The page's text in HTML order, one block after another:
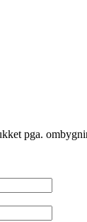
pga.